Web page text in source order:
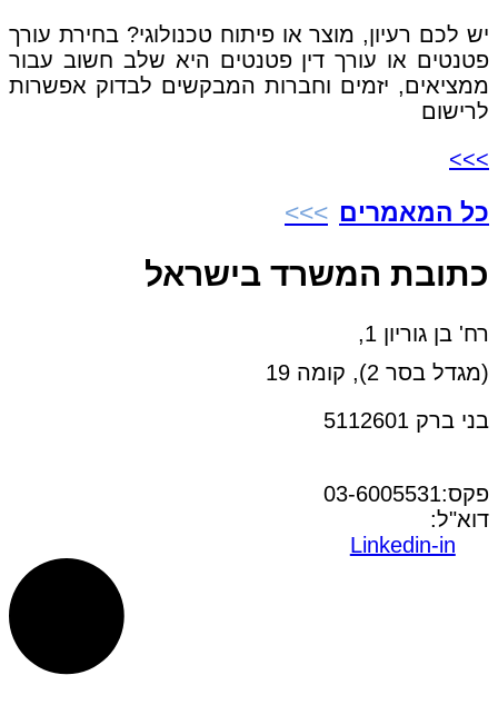
יש לכם רעיון, מוצר או פיתוח טכנולוגי? בחירת עורך
פטנטים או עורך דין פטנטים היא שלב חשוב עבור
ממציאים, יזמים וחברות המבקשים לבדוק אפשרות
לרישום
>>>
כל המאמרים
כתובת המשרד בישראל
רח' בן גוריון 1,
(מגדל בסר 2), קומה 19
בני ברק 5112601
פקס:03-6005531
דוא"ל:
Linkedin-in